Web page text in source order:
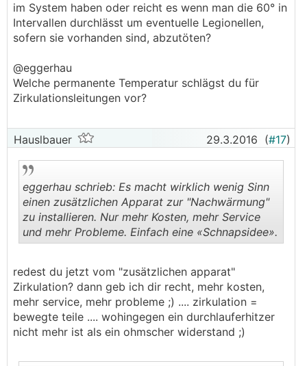
im System haben oder reicht es wenn man die 60° in
Intervallen durchlässt um eventuelle Legionellen,
sofern sie vorhanden sind, abzutöten?
@eggerhau
Welche permanente Temperatur schlägst du für
Zirkulationsleitungen vor?
Hauslbauer 29.3.2016 (#17)
..
eggerhau schrieb: Es macht wirklich wenig Sinn
einen zusätzlichen Apparat zur "Nachwärmung"
zu installieren. Nur mehr Kosten, mehr Service
und mehr Probleme. Einfach eine «Schnapsidee».
redest du jetzt vom "zusätzlichen apparat"
Zirkulation? dann geb ich dir recht, mehr kosten,
mehr service, mehr probleme ;) .... zirkulation =
bewegte teile .... wohingegen ein durchlauferhitzer
nicht mehr ist als ein ohmscher widerstand ;)